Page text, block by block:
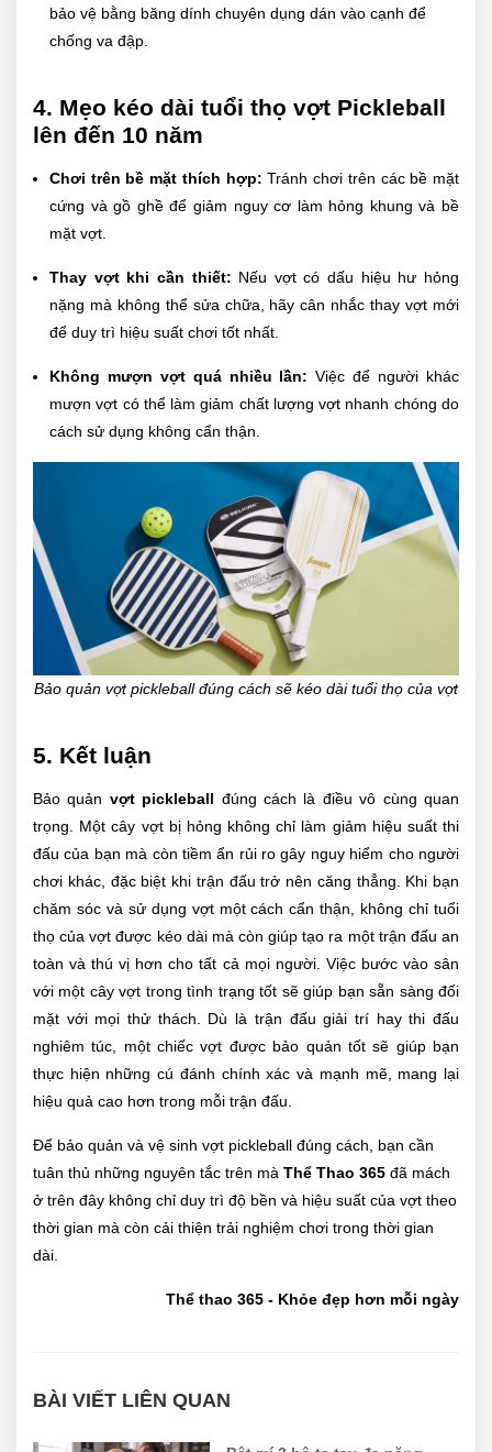
bảo vệ bằng băng dính chuyên dụng dán vào cạnh để
chống va đập.
4. Mẹo kéo dài tuổi thọ vợt Pickleball
lên đến 10 năm
Chơi trên bề mặt thích hợp: Tránh chơi trên các bề mặt
cứng và gồ ghề để giảm nguy cơ làm hỏng khung và bề
mặt vợt.
Thay vợt khi cần thiết: Nếu vợt có dấu hiệu hư hỏng
nặng mà không thể sửa chữa, hãy cân nhắc thay vợt mới
để duy trì hiệu suất chơi tốt nhất.
Không mượn vợt quá nhiều lần: Việc để người khác
mượn vợt có thể làm giảm chất lượng vợt nhanh chóng do
cách sử dụng không cẩn thận.
Bảo quản vợt pickleball đúng cách sẽ kéo dài tuổi thọ của vợt
5. Kết luận
Bảo quản vợt pickleball đúng cách là điều vô cùng quan
trọng. Một cây vợt bị hỏng không chỉ làm giảm hiệu suất thi
đấu của bạn mà còn tiềm ẩn rủi ro gây nguy hiểm cho người
chơi khác, đặc biệt khi trận đấu trở nên căng thẳng. Khi bạn
chăm sóc và sử dụng vợt một cách cẩn thận, không chỉ tuổi
thọ của vợt được kéo dài mà còn giúp tạo ra một trận đấu an
toàn và thú vị hơn cho tất cả mọi người. Việc bước vào sân
với một cây vợt trong tình trạng tốt sẽ giúp bạn sẵn sàng đối
mặt với mọi thử thách. Dù là trận đấu giải trí hay thi đấu
nghiêm túc, một chiếc vợt được bảo quản tốt sẽ giúp bạn
thực hiện những cú đánh chính xác và mạnh mẽ, mang lại
hiệu quả cao hơn trong mỗi trận đấu.
Để bảo quản và vệ sinh vợt pickleball đúng cách, bạn cần
tuân thủ những nguyên tắc trên mà Thể Thao 365 đã mách
ở trên đây không chỉ duy trì độ bền và hiệu suất của vợt theo
thời gian mà còn cải thiện trải nghiệm chơi trong thời gian
dài.
Thể thao 365 - Khỏe đẹp hơn mỗi ngày
BÀI VIẾT LIÊN QUAN